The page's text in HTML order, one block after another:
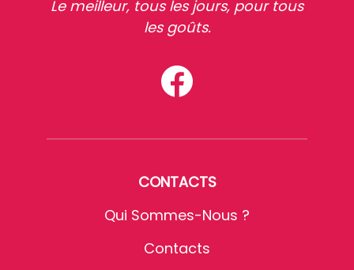
Le meilleur, tous les jours, pour tous
les goûts.
CONTACTS
Qui Sommes-Nous ?
Contacts